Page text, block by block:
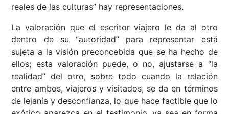
reales de las culturas” hay representaciones.
La valoración que el escritor viajero le da al otro
dentro de su “autoridad” para representar está
sujeta a la visión preconcebida que se ha hecho de
ellos; esta valoración puede, o no, ajustarse a “la
realidad” del otro, sobre todo cuando la relación
entre ambos, viajeros y visitados, se da en términos
de lejanía y desconfianza, lo que hace factible que lo